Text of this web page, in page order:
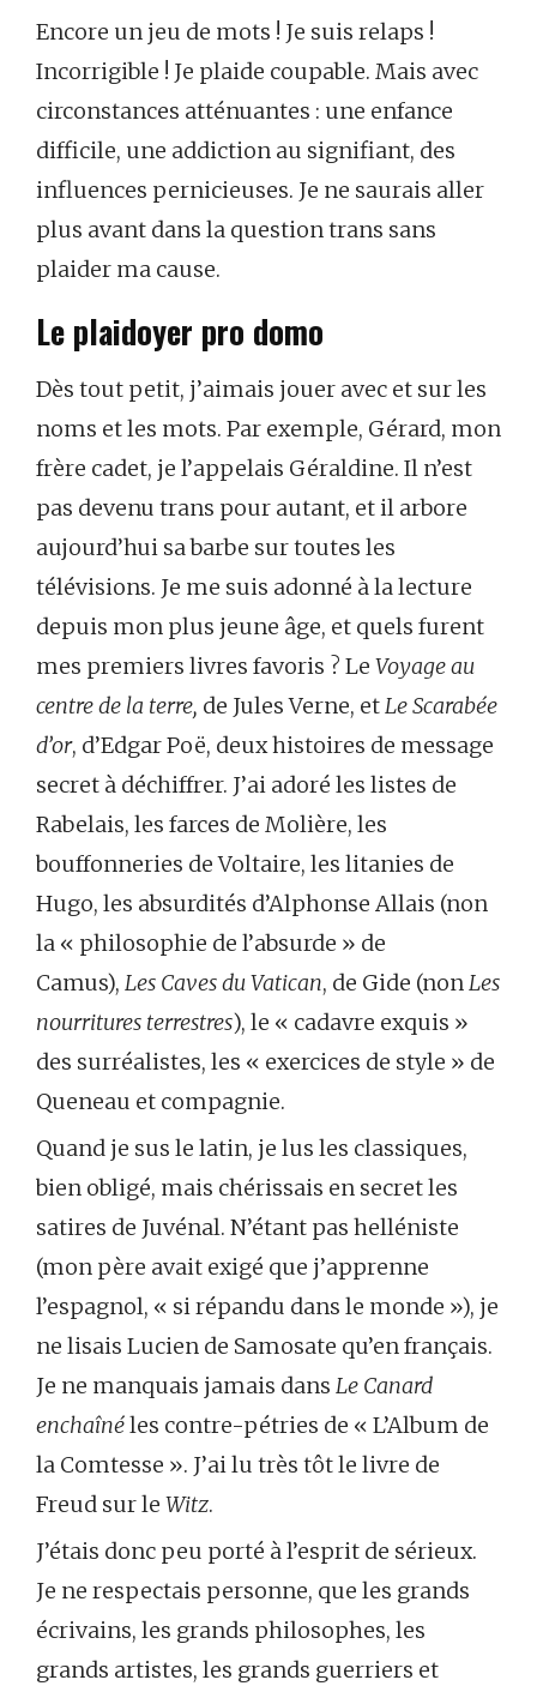
Encore un jeu de mots ! Je suis relaps !
Incorrigible ! Je plaide coupable. Mais avec
circonstances atténuantes : une enfance
difficile, une addiction au signifiant, des
influences pernicieuses. Je ne saurais aller
plus avant dans la question trans sans
plaider ma cause.
Le plaidoyer pro domo
Dès tout petit, j’aimais jouer avec et sur les
noms et les mots. Par exemple, Gérard, mon
frère cadet, je l’appelais Géraldine. Il n’est
pas devenu trans pour autant, et il arbore
aujourd’hui sa barbe sur toutes les
télévisions. Je me suis adonné à la lecture
depuis mon plus jeune âge, et quels furent
mes premiers livres favoris ? Le Voyage au
centre de la terre, de Jules Verne, etLe Scarabée
d’or, d’Edgar Poë, deux histoires de message
secret à déchiffrer. J’ai adoré les listes de
Rabelais, les farces de Molière, les
bouffonneries de Voltaire, les litanies de
Hugo, les absurdités d’Alphonse Allais (non
la « philosophie de l’absurde » de
Camus), Les Caves du Vatican, de Gide (nonLes
nourritures terrestres), le « cadavre exquis »
des surréalistes, les « exercices de style » de
Queneau et compagnie.
Quand je sus le latin, je lus les classiques,
bien obligé, mais chérissais en secret les
satires de Juvénal. N’étant pas helléniste
(mon père avait exigé que j’apprenne
l’espagnol, « si répandu dans le monde »), je
ne lisais Lucien de Samosate qu’en français.
Je ne manquais jamais dans Le Canard
enchaînéles contre-pétries de « L’Album de
la Comtesse ». J’ai lu très tôt le livre de
Freud sur le Witz.
J’étais donc peu porté à l’esprit de sérieux.
Je ne respectais personne, que les grands
écrivains, les grands philosophes, les
grands artistes, les grands guerriers et